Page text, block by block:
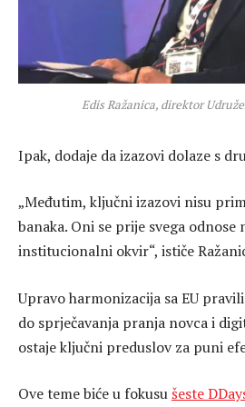
Edis Ražanica, direktor
Ipak, dodaje da izazovi dolaze s
„Međutim, ključni izazovi nisu
banaka. Oni se prije svega
institucionalni okvir“, ističe
Upravo harmonizacija sa EU
do sprječavanja pranja novca i
ostaje ključni preduslov za puni
Ove teme biće u fokusušeste